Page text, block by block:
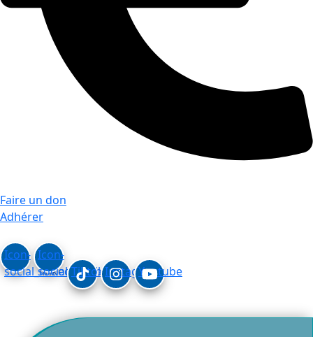
Faire un don
Adhérer
Icon-
social_linkedin
Icon-
social_facebook
TiktokInstagramYoutube